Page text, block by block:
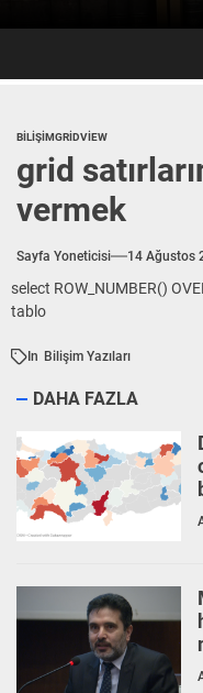
BILIŞIMGRIDVIEW
grid
vermek
Sayfa Yoneticisi 14 Ağustos
select ROW_NUMBER()
tablo
In Bilişim Yazıları
DAHA FAZLA